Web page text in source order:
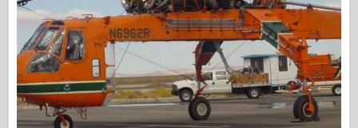
Видавництво Оспрей
Сигнал ескадрильї
Танкові потужності
Вантажівки та танки
Ваффен-Арсенал